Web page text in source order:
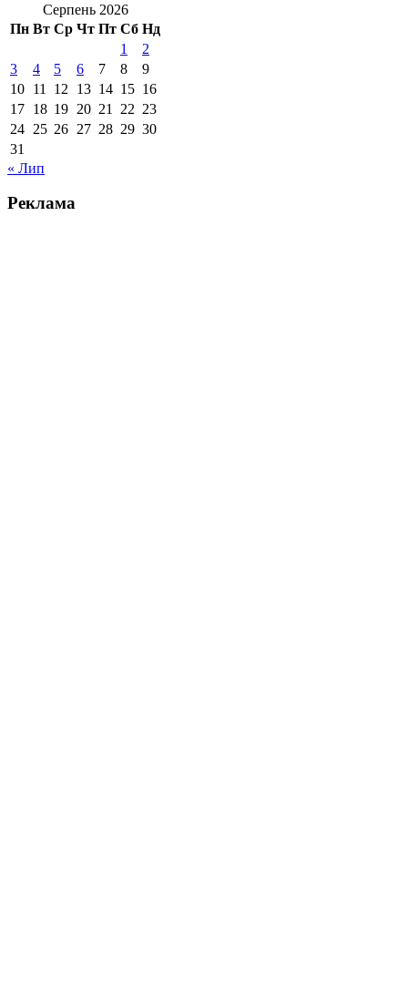
Серпень 2026
Пн Вт Ср Чт Пт Сб Нд
1
2
3
4 5 6 7 8
9
10 11 12 13 14 15 16
17 18 19 20 21 22 23
24 25 26 27 28 29 30
31
« Лип
Реклама